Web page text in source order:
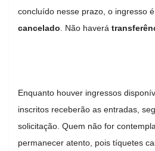
concluído nesse prazo, o ingresso é
cancelado . Não haverá
Enquanto houver ingressos
inscritos receberão as entradas,
solicitação. Quem não for
permanecer atento, pois tíquetes